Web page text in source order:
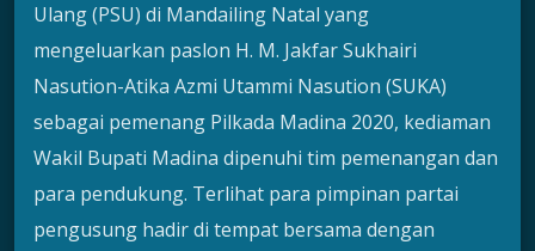
Ulang (PSU) di Mandailing Natal yang
mengeluarkan paslon H. M. Jakfar Sukhairi
Nasution-Atika Azmi Utammi Nasution (SUKA)
sebagai pemenang Pilkada Madina 2020, kediaman
Wakil Bupati Madina dipenuhi tim pemenangan dan
para pendukung. Terlihat para pimpinan partai
pengusung hadir di tempat bersama dengan